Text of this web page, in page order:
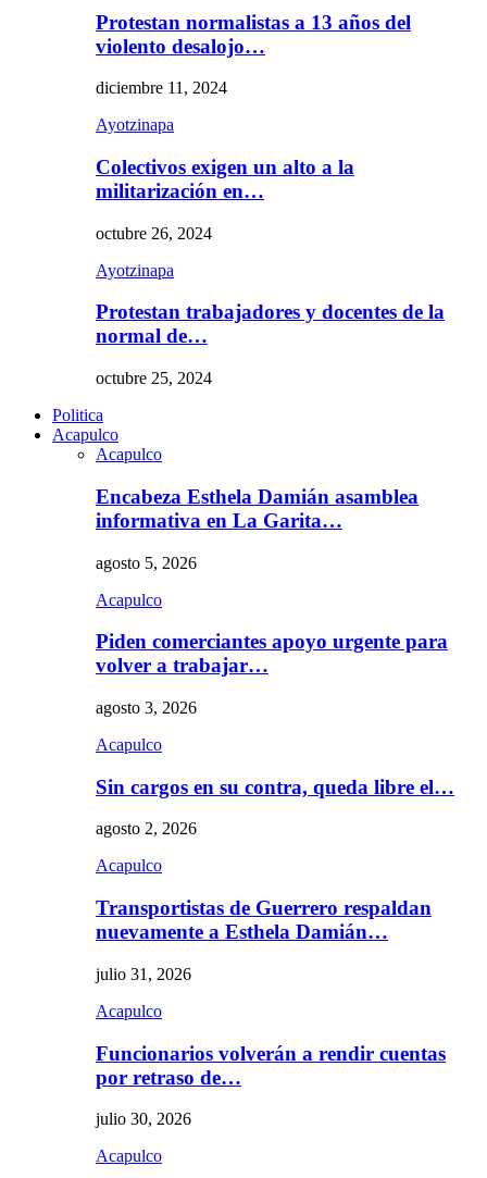
Protestan normalistas a 13 años del
violento desalojo…
diciembre 11, 2024
Ayotzinapa
Colectivos exigen un alto a la
militarización en…
octubre 26, 2024
Ayotzinapa
Protestan trabajadores y docentes de la
normal de…
octubre 25, 2024
Politica
Acapulco
Acapulco
Encabeza Esthela Damián asamblea
informativa en La Garita…
agosto 5, 2026
Acapulco
Piden comerciantes apoyo urgente para
volver a trabajar…
agosto 3, 2026
Acapulco
Sin cargos en su contra, queda libre el…
agosto 2, 2026
Acapulco
Transportistas de Guerrero respaldan
nuevamente a Esthela Damián…
julio 31, 2026
Acapulco
Funcionarios volverán a rendir cuentas
por retraso de…
julio 30, 2026
Acapulco